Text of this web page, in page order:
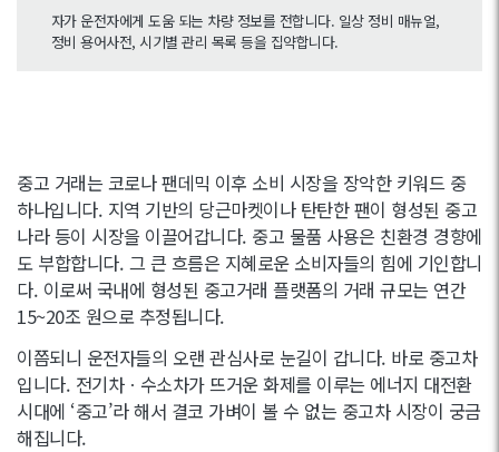
자가 운전자에게 도움 되는 차량 정보를 전합니다. 일상 정비 매뉴얼,
정비 용어사전, 시기별 관리 목록 등을 집약합니다.
중고 거래는 코로나 팬데믹 이후 소비 시장을 장악한 키워드 중
하나입니다. 지역 기반의 당근마켓이나 탄탄한 팬이 형성된 중고
나라 등이 시장을 이끌어갑니다. 중고 물품 사용은 친환경 경향에
도 부합합니다. 그 큰 흐름은 지혜로운 소비자들의 힘에 기인합니
다. 이로써 국내에 형성된 중고거래 플랫폼의 거래 규모는 연간
15~20조 원으로 추정됩니다.
이쯤되니 운전자들의 오랜 관심사로 눈길이 갑니다. 바로 중고차
입니다. 전기차ㆍ수소차가 뜨거운 화제를 이루는 에너지 대전환
시대에 ‘중고’라 해서 결코 가벼이 볼 수 없는 중고차 시장이 궁금
해집니다.